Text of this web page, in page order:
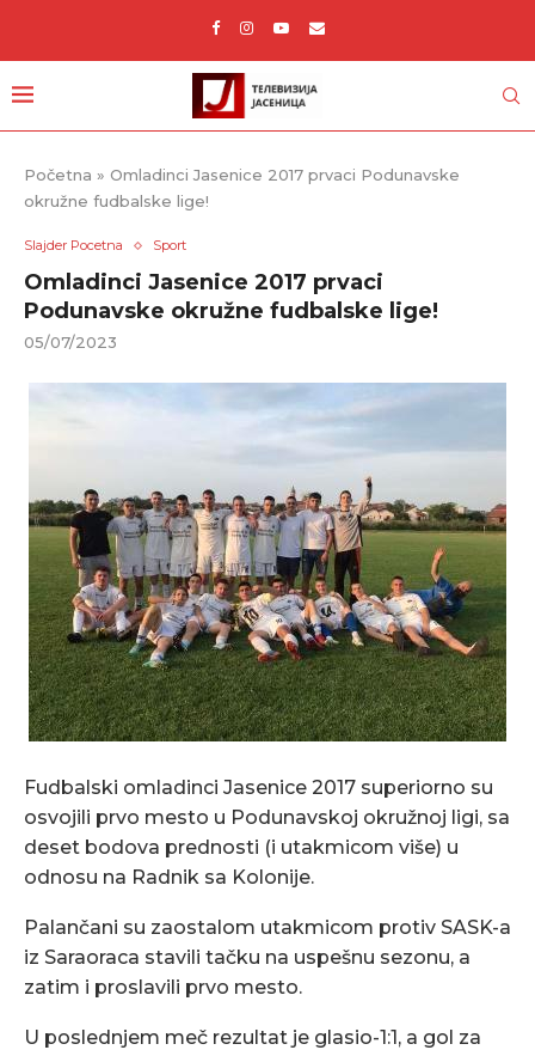
Početna » Omladinci Jasenice 2017 prvaci Podunavske
okružne fudbalske lige!
Slajder Pocetna Sport
Omladinci Jasenice 2017 prvaci
Podunavske okružne fudbalske lige!
05/07/2023
Fudbalski omladinci Jasenice 2017 superiorno su
osvojili prvo mesto u Podunavskoj okružnoj ligi, sa
deset bodova prednosti (i utakmicom više) u
odnosu na Radnik sa Kolonije.
Palančani su zaostalom utakmicom protiv SASK-a
iz Saraoraca stavili tačku na uspešnu sezonu, a
zatim i proslavili prvo mesto.
U poslednjem meč rezultat je glasio-1:1, a gol za